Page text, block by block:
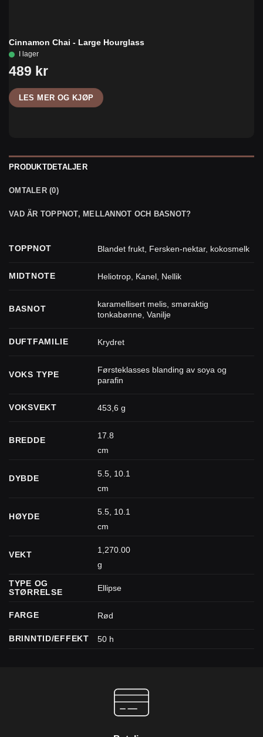
PRODUKTDETALJER
OMTALER (0)
VAD ÄR TOPPNOT, MELLANNOT OCH BASNOT?
TOPPNOT Blandet frukt, Fersken-nektar, kokosmelk
MIDTNOTE Heliotrop, Kanel, Nellik
BASNOT karamellisert melis,smøraktig
tonkabønne,Vanilje
DUFTFAMILIE Krydret
VOKS TYPE
Førsteklasses blanding av soya og
parafin
VOKSVEKT 453,6 g
BREDDE
17.8
cm
DYBDE
5.5, 10.1
cm
HØYDE
5.5, 10.1
cm
VEKT
1,270.00
g
TYPE OG
STØRRELSE
Ellipse
FARGE Rød
BRINNTID/EFFEKT 50 h
Cinnamon Chai - Large Hourglass
LES MER OG KJØP